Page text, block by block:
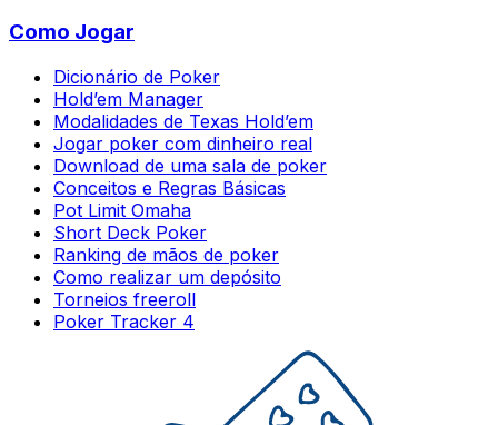
Como Jogar
Dicionário de Poker
Hold’em Manager
Modalidades de Texas Hold’em
Jogar poker com dinheiro real
Download de uma sala de poker
Conceitos e Regras Básicas
Pot Limit Omaha
Short Deck Poker
Ranking de mãos de poker
Como realizar um depósito
Torneios freeroll
Poker Tracker 4